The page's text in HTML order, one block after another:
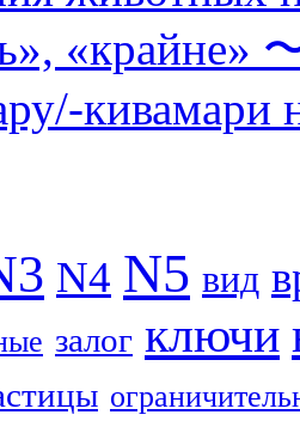
«крайне»
кивамари
N4 N5 вид
залог ключи